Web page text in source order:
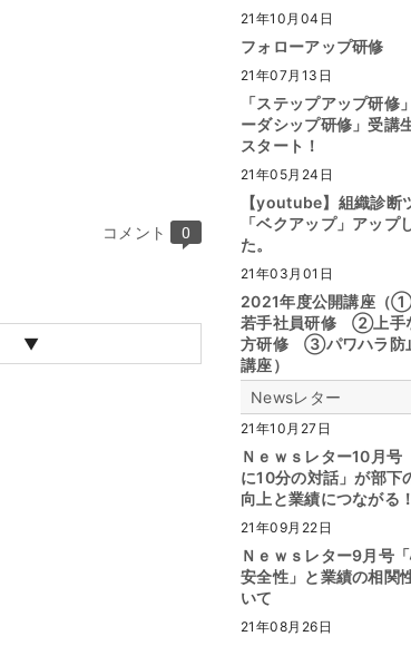
コメント 0
21年10月04日
フォローアップ研修
21年07月13日
「ステップアップ研修
ーダシップ研修」受講
スタート！
21年05月24日
【youtube】組織診断
「ベクアップ」アップ
た。
21年03月01日
2021年度公開講座（①
若手社員研修 ②上手
方研修 ③パワハラ防
講座）
Newsレター
21年10月27日
Ｎｅｗｓレター10月
に10分の対話」が部下
向上と業績につながる
21年09月22日
Ｎｅｗｓレター9月号
安全性」と業績の相関
いて
21年08月26日